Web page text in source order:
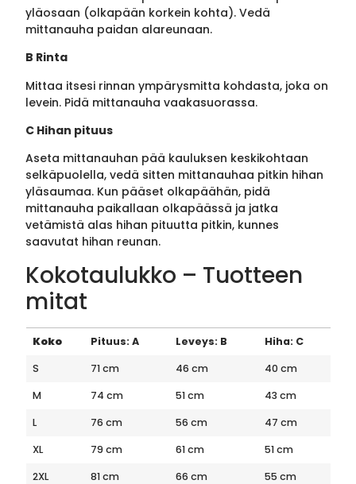
yläosaan (olkapään korkein kohta). Vedä
mittanauha paidan alareunaan.
B Rinta
Mittaa itsesi rinnan ympärysmitta kohdasta, joka on
levein. Pidä mittanauha vaakasuorassa.
C Hihan pituus
Aseta mittanauhan pää kauluksen keskikohtaan
selkäpuolella, vedä sitten mittanauhaa pitkin hihan
yläsaumaa. Kun pääset olkapäähän, pidä
mittanauha paikallaan olkapäässä ja jatka
vetämistä alas hihan pituutta pitkin, kunnes
saavutat hihan reunan.
Kokotaulukko – Tuotteen
mitat
Koko Pituus: A Leveys: B
Hiha: C
S
71 cm 46 cm
40 cm
M
74 cm 51 cm
43 cm
L
76 cm 56 cm
47 cm
XL
79 cm 61 cm
51 cm
2XL
81 cm 66 cm
55 cm